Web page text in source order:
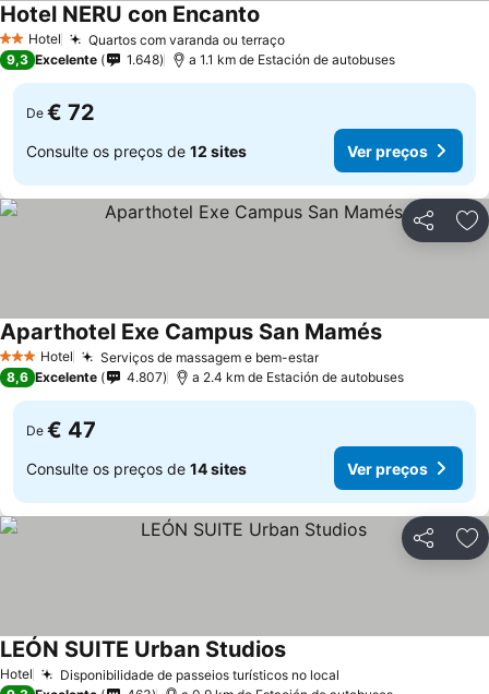
2 Estrelas
Hotel Quartos com varanda ou terraçoVer preços
Hotel NERU con Encanto
9,3 Excelente 1.648 a 1.1 km de Estación de autobuses
De € 72
Consulte os preços de 12 sites Ver preços
Partilhar
3 EstrelasHotel Serviços de massagem e bem-estarVer preços
Aparthotel Exe Campus San MamésVer preços
8,6 Excelente 4.807 a 2.4 km de Estación de autobuses
De € 47
Consulte os preços de 14 sites Ver preços
Partilhar
Hotel Disponibilidade de passeios turísticos no local
LEÓN SUITE Urban StudiosVer preços